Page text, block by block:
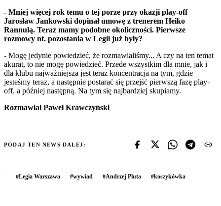
- Mniej więcej rok temu o tej porze przy okazji play-off
Jarosław Jankowski dopinał umowę z trenerem Heiko
Rannulą. Teraz mamy podobne okoliczności. Pierwsze
rozmowy nt. pozostania w Legii już były?
- Mogę jedynie powiedzieć, że rozmawialiśmy... A czy na ten temat
akurat, to nie mogę powiedzieć. Przede wszystkim dla mnie, jak i
dla klubu najważniejsza jest teraz koncentracja na tym, gdzie
jesteśmy teraz, a następnie postarać się przejść pierwszą fazę play-
off, a później następną. Na tym się najbardziej skupiamy.
Rozmawiał Paweł Krawczyński
PODAJ TEN NEWS DALEJ:
#Legia Warszawa #wywiad #Andrzej Pluta #koszykówka